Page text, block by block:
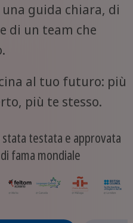
guida chiara, di
di un team che
al tuo futuro: più
più te stesso.
testata e approvata
fama mondiale